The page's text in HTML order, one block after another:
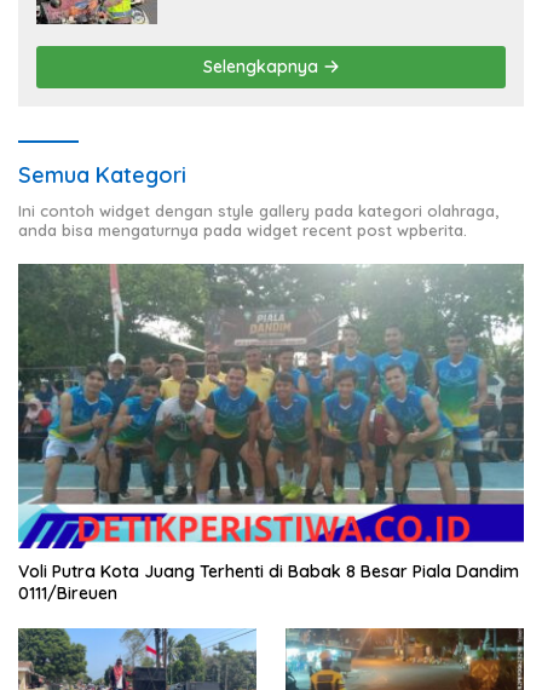
Selengkapnya
Semua Kategori
Ini contoh widget dengan style gallery pada kategori olahraga,
anda bisa mengaturnya pada widget recent post wpberita.
Voli Putra Kota Juang Terhenti di Babak 8 Besar Piala Dandim
0111/Bireuen